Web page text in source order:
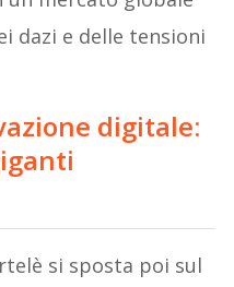
dazi e delle tensioni
digitale:
si sposta poi sul